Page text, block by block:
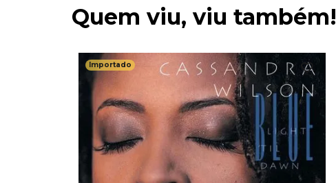
Quem viu, viu também!
Importado